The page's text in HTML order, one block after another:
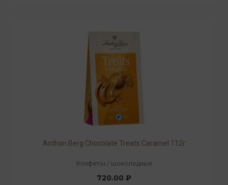
Anthon Berg Chocolate Treats Caramel 112г
Конфеты / шоколадные
720.00 ₽